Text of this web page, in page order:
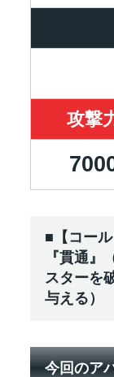
攻撃
■【コー
『貫通
スターを
与える）
今回のア